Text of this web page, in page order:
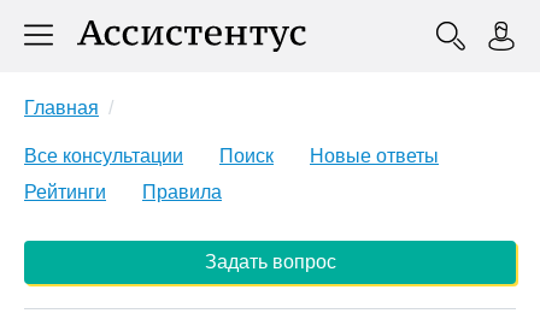
Главная
Все консультации Поиск
Новые ответы
Рейтинги
Правила
Задать вопрос